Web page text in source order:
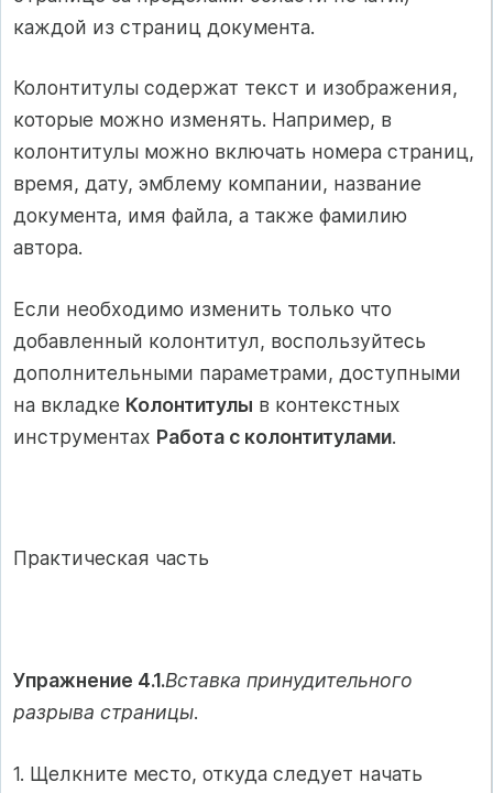
каждой из страниц документа.
Колонтитулы содержат текст и изображения,
которые можно изменять. Например, в
колонтитулы можно включать номера страниц,
время, дату, эмблему компании, название
документа, имя файла, а также фамилию
автора.
Если необходимо изменить только что
добавленный колонтитул, воспользуйтесь
дополнительными параметрами, доступными
на вкладке Колонтитулы в контекстных
инструментах Работа с колонтитулами.
Практическая часть
Упражнение 4.1.Вставка принудительного
разрыва страницы.
1. Щелкните место, откуда следует начать